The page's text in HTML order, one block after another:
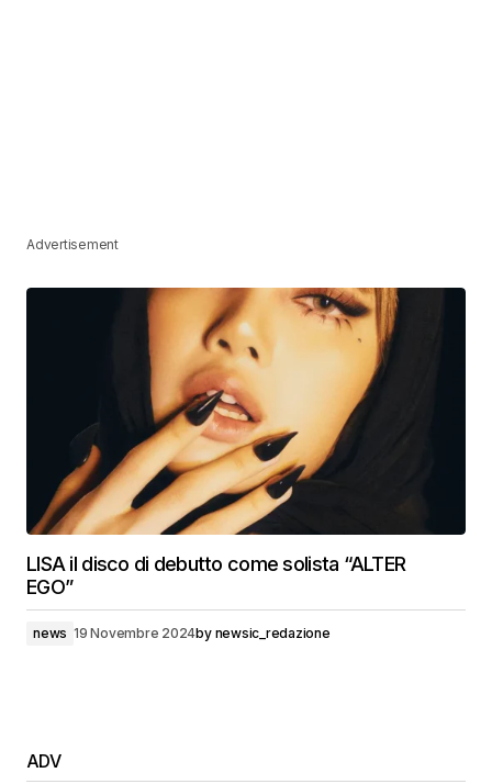
Advertisement
LISA il disco di debutto come solista “ALTER
EGO”
news 19 Novembre 2024by newsic_redazione
ADV